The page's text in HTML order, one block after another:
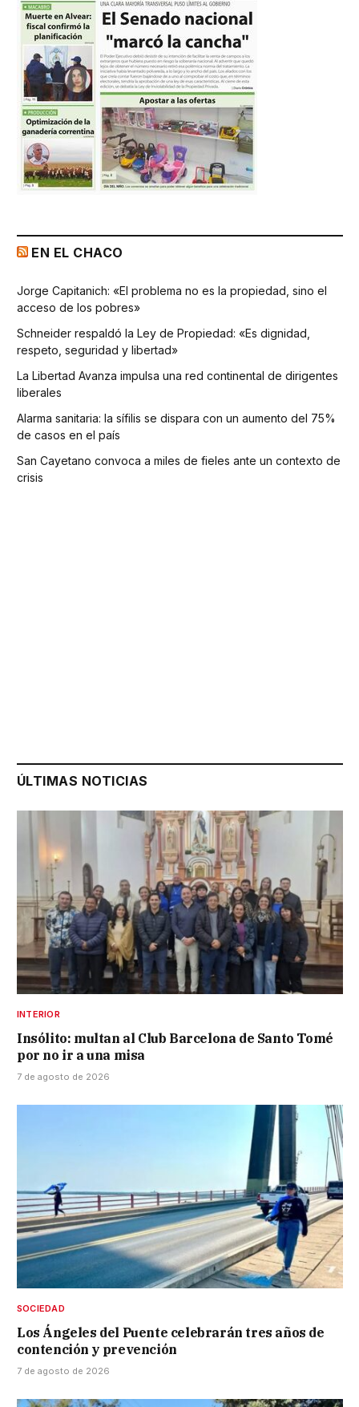
EN EL CHACO
Jorge Capitanich: «El problema no es la propiedad, sino el
acceso de los pobres»
Schneider respaldó la Ley de Propiedad: «Es dignidad,
respeto, seguridad y libertad»
La Libertad Avanza impulsa una red continental de dirigentes
liberales
Alarma sanitaria: la sífilis se dispara con un aumento del 75%
de casos en el país
San Cayetano convoca a miles de fieles ante un contexto de
crisis
ÚLTIMAS NOTICIAS
INTERIOR
Insólito: multan al Club Barcelona de Santo Tomé
por no ir a una misa
7 de agosto de 2026
SOCIEDAD
Los Ángeles del Puente celebrarán tres años de
contención y prevención
7 de agosto de 2026